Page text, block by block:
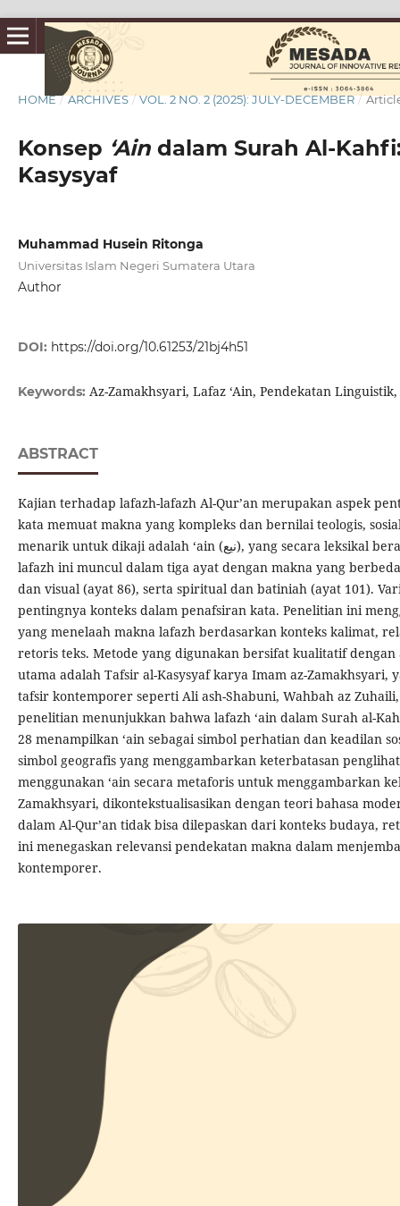
HOME / ARCHIVES / VOL. 2 NO. 2 (2025): JULY-DECEMBER /
Konsep ‘Ain dalam Surah Al-
Kasysyaf
Muhammad Husein Ritonga
Universitas Islam Negeri Sumatera Utara
Author
DOI: https://doi.org/10.61253/21bj4h51
Keywords: Az-Zamakhsyari, Lafaz ‘Ain, Pendekatan
ABSTRACT
Kajian terhadap lafazh-lafazh Al-Qur’an merupakan aspek
kata memuat makna yang kompleks dan bernilai teologis,
menarik untuk dikaji adalah ‘ain (نيع), yang secara leksikal berarti “mata”. Dalam Surah al-Kahfi,
lafazh ini muncul dalam tiga ayat dengan makna yang
dan visual (ayat 86), serta spiritual dan batiniah (ayat 101).
pentingnya konteks dalam penafsiran kata. Penelitian ini
yang menelaah makna lafazh berdasarkan konteks kalimat,
retoris teks. Metode yang digunakan bersifat kualitatif
utama adalah Tafsir al-Kasysyaf karya Imam az-
tafsir kontemporer seperti Ali ash-Shabuni, Wahbah az
penelitian menunjukkan bahwa lafazh ‘ain dalam Surah al-
28 menampilkan ‘ain sebagai simbol perhatian dan keadilan
simbol geografis yang menggambarkan keterbatasan
menggunakan ‘ain secara metaforis untuk menggambarkan
Zamakhsyari, dikontekstualisasikan dengan teori bahasa
dalam Al-Qur’an tidak bisa dilepaskan dari konteks budaya,
ini menegaskan relevansi pendekatan makna dalam
kontemporer.